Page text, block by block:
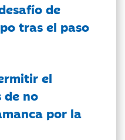
de
tras el paso
el
de no
por la